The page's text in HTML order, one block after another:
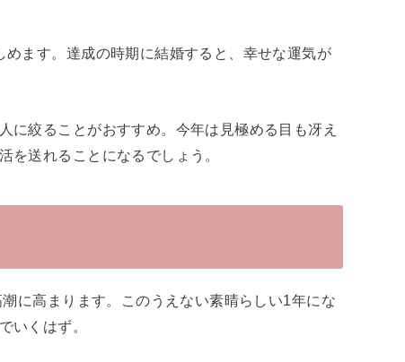
ます。達成の時期に結婚すると、幸せな運気が
に絞ることがおすすめ。今年は見極める目も冴え
を送れることになるでしょう。
に高まります。このうえない素晴らしい1年にな
いくはず。